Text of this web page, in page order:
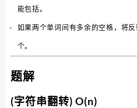
能包括。
如果两个单词间有多余的空格，将
个。
题解
(字符串翻转) O(n)